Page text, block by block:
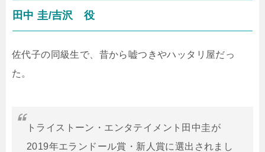
田中 圭/吉沢 役
佐代子の同級生で、昔から嘘つきやハッタリ屋だっ
た。
トライストーン・エンタテイメント田中圭が
2019年エランドール賞・新人賞に選出されまし